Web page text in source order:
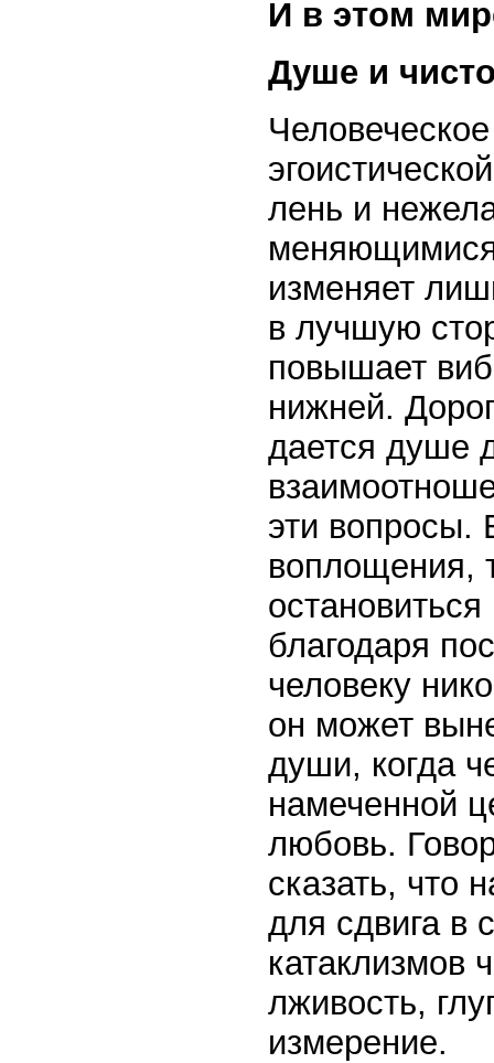
И в этом
Душе и
лень и
меняющимися
изменяет
в лучшую
повышает
нижней.
дается душе
эти вопросы.
воплощения,
благодаря
человеку
он может
души, когда
намеченной
любовь.
сказать, что
для сдвига в
катаклизмов
лживость,
измерение.